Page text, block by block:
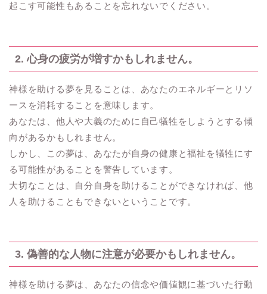
起こす可能性もあることを忘れないでください。
2. 心身の疲労が増すかもしれません。
神様を助ける夢を見ることは、あなたのエネルギーとリソ
ースを消耗することを意味します。
あなたは、他人や大義のために自己犠牲をしようとする傾
向があるかもしれません。
しかし、この夢は、あなたが自身の健康と福祉を犠牲にす
る可能性があることを警告しています。
大切なことは、自分自身を助けることができなければ、他
人を助けることもできないということです。
3. 偽善的な人物に注意が必要かもしれません。
神様を助ける夢は、あなたの信念や価値観に基づいた行動